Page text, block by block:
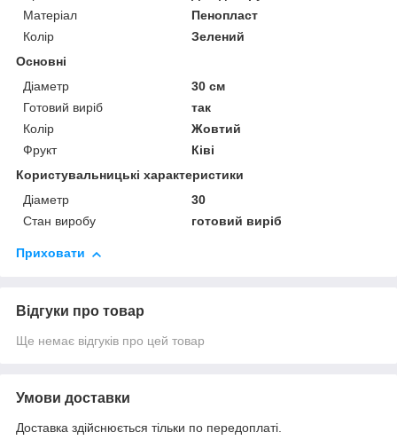
Матеріал
Пенопласт
Колір
Зелений
Основні
Діаметр
30 см
Готовий виріб
так
Колір
Жовтий
Фрукт
Ківі
Користувальницькі характеристики
Діаметр
30
Стан виробу
готовий виріб
Приховати
Відгуки про товар
Ще немає відгуків про цей товар
Умови доставки
Доставка здійснюється тільки по передоплаті.